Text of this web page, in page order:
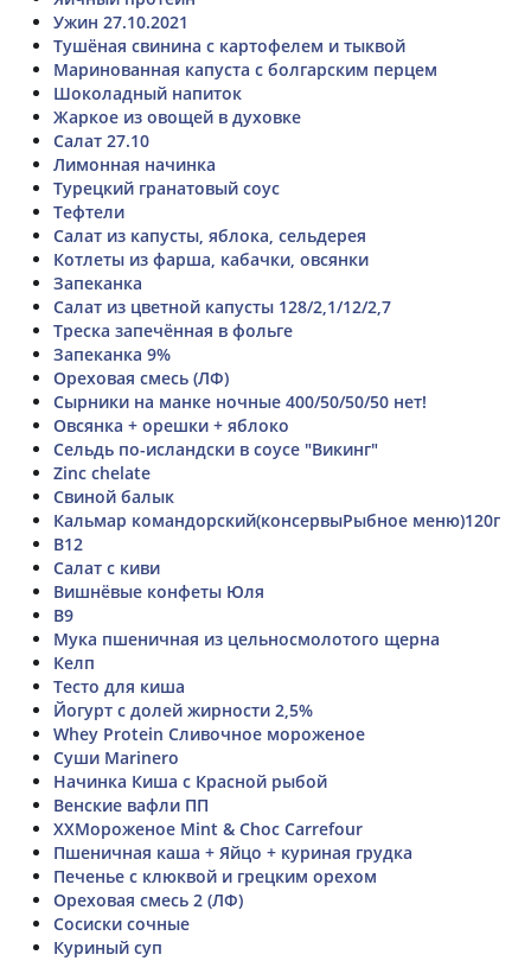
Ужин 27.10.2021
Тушёная свинина с картофелем и тыквой
Маринованная капуста с болгарским перцем
Шоколадный напиток
Жаркое из овощей в духовке
Салат 27.10
Лимонная начинка
Турецкий гранатовый соус
Тефтели
Салат из капусты, яблока, сельдерея
Котлеты из фарша, кабачки, овсянки
Запеканка
Салат из цветной капусты 128/2,1/12/2,7
Треска запечённая в фольге
Запеканка 9%
Ореховая смесь (ЛФ)
Сырники на манке ночные 400/50/50/50 нет!
Овсянка + орешки + яблоко
Сельдь по-исландски в соусе "Викинг"
Zinc chelate
Свиной балык
Кальмар командорский(консервыРыбное меню)120г
B12
Салат с киви
Вишнёвые конфеты Юля
В9
Мука пшеничная из цельносмолотого щерна
Келп
Тесто для киша
Йогурт с долей жирности 2,5%
Whey Protein Сливочное мороженое
Суши Marinero
Начинка Киша с Красной рыбой
Венские вафли ПП
ХХМороженое Mint & Choc Carrefour
Пшеничная каша + Яйцо + куриная грудка
Печенье с клюквой и грецким орехом
Ореховая смесь 2 (ЛФ)
Сосиски сочные
Куриный суп